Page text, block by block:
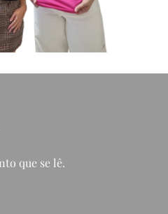
que se lê.